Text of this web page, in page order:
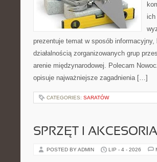
ich
prezentuje temat w sposób
działalnością zorganizowanych grup
arenie międzynarodowej. Polecam
opisuje najważniejsze zagadnienia […]
CATEGORIES: SARATÓW
SPRZĘT I AKCESORIA
POSTED BY ADMIN LIP - 4 - 2026